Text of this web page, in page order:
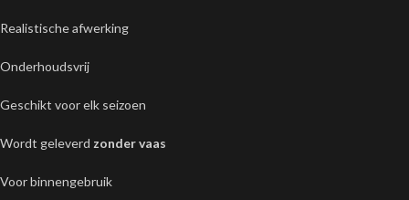
Realistische afwerking
Onderhoudsvrij
Geschikt voor elk seizoen
Wordt geleverd zonder vaas
Voor binnengebruik